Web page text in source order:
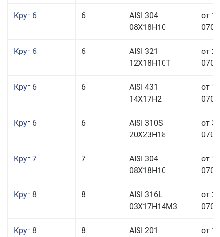
Круг 6 6
AISI 304
08Х18Н10
от
Круг 6 6
AISI 321
12Х18Н10Т
от
Круг 6 6
AISI 431
14Х17Н2
от
Круг 6 6
AISI 310S
20Х23Н18
от
Круг 7 7
AISI 304
08Х18Н10
от
Круг 8 8
AISI 316L
03Х17Н14М3
от
Круг 8 8
AISI 201
от